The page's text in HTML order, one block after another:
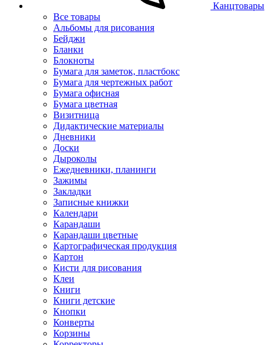
Канцтовары
Все товары
Альбомы для рисования
Бейджи
Бланки
Блокноты
Бумага для заметок, пластбокс
Бумага для чертежных работ
Бумага офисная
Бумага цветная
Визитница
Дидактические материалы
Дневники
Доски
Дыроколы
Ежедневники, планинги
Зажимы
Закладки
Записные книжки
Календари
Карандаши
Карандаши цветные
Картографическая продукция
Картон
Кисти для рисования
Клеи
Книги
Книги детские
Кнопки
Конверты
Корзины